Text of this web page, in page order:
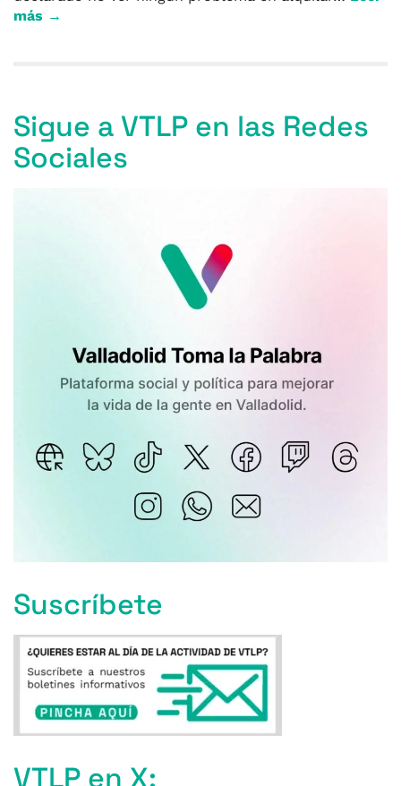
más →
Sigue a VTLP en las Redes
Sociales
Suscríbete
VTLP en X: